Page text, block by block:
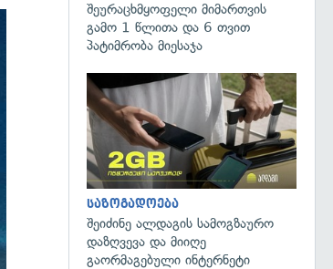
შეურაცხმყოფელი მიმართვის
გამო 1 წლითა და 6 თვით
პატიმრობა მიესაჯა
საზოგადოება
შეიძინე ალდაგის სამოგზაურო
დაზღვევა და მიიღე
გაორმაგებული ინტერნეტი